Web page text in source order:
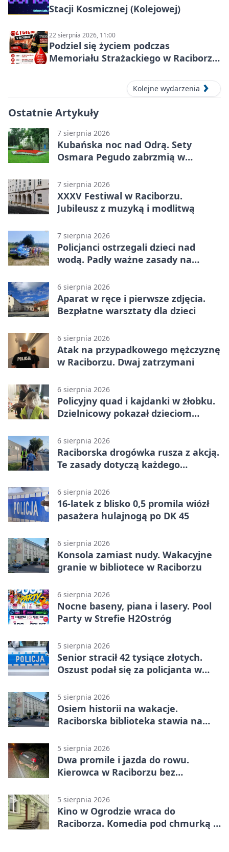
Stacji Kosmicznej (Kolejowej)
22 sierpnia 2026, 11:00
Podziel się życiem podczas
Memoriału Strażackiego w Raciborzu
Kolejne wydarzenia
Ostatnie Artykuły
7 sierpnia 2026
Kubańska noc nad Odrą. Sety
Osmara Pegudo zabrzmią w
7 sierpnia 2026
XXXV Festiwal w Raciborzu.
Jubileusz z muzyką i modlitwą
7 sierpnia 2026
Policjanci ostrzegali dzieci nad
wodą. Padły ważne zasady na
6 sierpnia 2026
Aparat w ręce i pierwsze zdjęcia.
Bezpłatne warsztaty dla dzieci
6 sierpnia 2026
Atak na przypadkowego mężczyznę
w Raciborzu. Dwaj zatrzymani
6 sierpnia 2026
Policyjny quad i kajdanki w żłobku.
Dzielnicowy pokazał dzieciom
6 sierpnia 2026
Raciborska drogówka rusza z akcją.
Te zasady dotyczą każdego
6 sierpnia 2026
16-latek z blisko 0,5 promila wiózł
pasażera hulajnogą po DK 45
6 sierpnia 2026
Konsola zamiast nudy. Wakacyjne
granie w bibliotece w Raciborzu
6 sierpnia 2026
Nocne baseny, piana i lasery. Pool
Party w Strefie H2Ostróg
5 sierpnia 2026
Senior stracił 42 tysiące złotych.
Oszust podał się za policjanta w
5 sierpnia 2026
Osiem historii na wakacje.
Raciborska biblioteka stawia na
5 sierpnia 2026
Dwa promile i jazda do rowu.
Kierowca w Raciborzu bez
5 sierpnia 2026
Kino w Ogrodzie wraca do
Raciborza. Komedia pod chmurką w